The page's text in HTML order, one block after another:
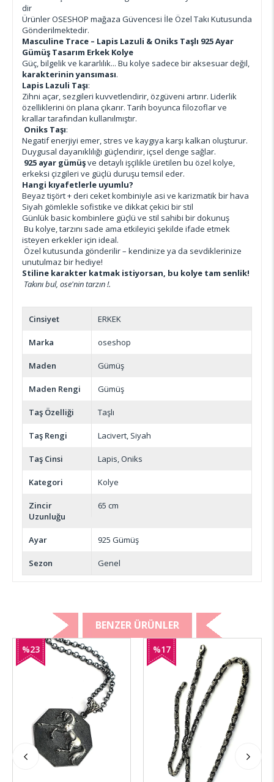
dir
Ürünler OSESHOP mağaza Güvencesi İle Özel Takı Kutusunda
Gönderilmektedir.
Masculine Trace – Lapis Lazuli & Oniks Taşlı 925 Ayar
Gümüş Tasarım Erkek Kolye
Güç, bilgelik ve kararlılık... Bu kolye sadece bir aksesuar değil,
karakterinin yansıması.
Lapis Lazuli Taşı:
Zihni açar, sezgileri kuvvetlendirir, özgüveni artırır. Liderlik
özelliklerini ön plana çıkarır. Tarih boyunca filozoflar ve
krallar tarafından kullanılmıştır.
Oniks Taşı:
Negatif enerjiyi emer, stres ve kaygıya karşı kalkan oluşturur.
Duygusal dayanıklılığı güçlendirir, içsel denge sağlar.
925 ayar gümüşve detaylı işçilikle üretilen bu özel kolye,
erkeksi çizgileri ve güçlü duruşu temsil eder.
Hangi kıyafetlerle uyumlu?
Beyaz tişört + deri ceket kombiniyle asi ve karizmatik bir hava
Siyah gömlekle sofistike ve dikkat çekici bir stil
Günlük basic kombinlere güçlü ve stil sahibi bir dokunuş
Bu kolye, tarzını sade ama etkileyici şekilde ifade etmek
isteyen erkekler için ideal.
Özel kutusunda gönderilir – kendinize ya da sevdiklerinize
unutulmaz bir hediye!
Stiline karakter katmak istiyorsan, bu kolye tam senlik!
Takını bul, ose'nin tarzın !.
Cinsiyet ERKEK
Marka oseshop
Maden Gümüş
Maden Rengi Gümüş
Taş Özelliği Taşlı
Taş Rengi Lacivert Siyah
Taş Cinsi Lapis Oniks
Kategori Kolye
Zincir
Uzunluğu
65 cm
Ayar 925 Gümüş
Sezon Genel
BENZER ÜRÜNLER
%23
%17